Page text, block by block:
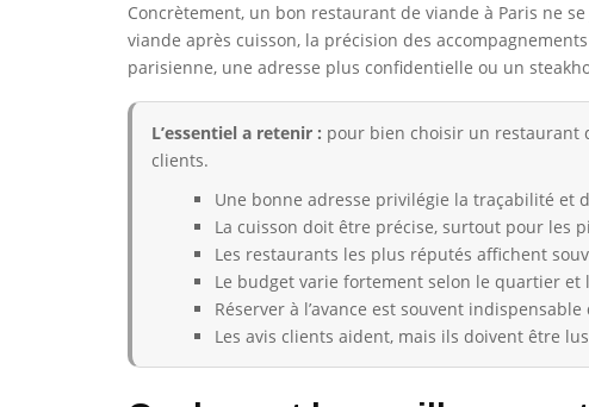
Concrètement, un bon restaurant de viande à Paris ne
viande après cuisson, la précision des
parisienne, une adresse plus confidentielle ou un
L’essentiel a retenir : pour bien choisir un restaurant
clients.
Une bonne adresse privilégie la traçabilité et
La cuisson doit être précise, surtout pour les
Les restaurants les plus réputés affichent
Le budget varie fortement selon le quartier et
Réserver à l’avance est souvent
Les avis clients aident, mais ils doivent être